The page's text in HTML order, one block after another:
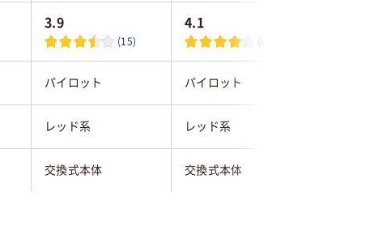
3.9
(15)
4.1
(6)
パイロット パイロット
レッド系 レッド系
交換式本体 交換式本体